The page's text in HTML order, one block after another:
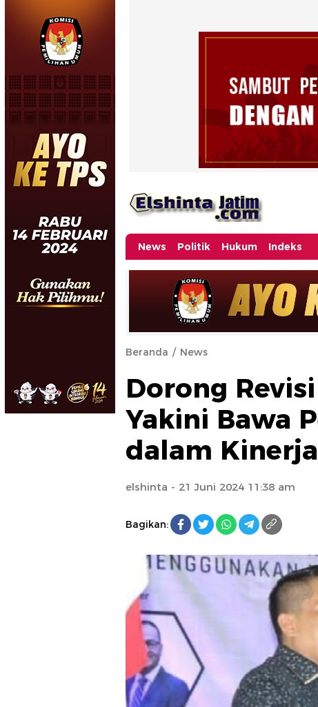
News Politik Hukum Indeks
Beranda News
Dorong
Yakini Bawa
dalam
elshinta - 21 Juni 2024 11:38 am
Bagikan: